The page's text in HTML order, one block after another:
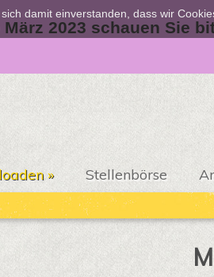
2023 schauen Sie
» Stellenbörse
damit einverstanden, dass wir